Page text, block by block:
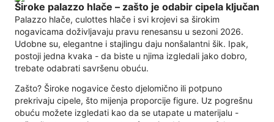
Široke palazzo hlače – zašto je odabir cipela ključan
Palazzo hlače, culottes hlače i svi krojevi sa širokim
nogavicama doživljavaju pravu renesansu u sezoni 2026.
Udobne su, elegantne i stajlingu daju nonšalantni šik. Ipak,
postoji jedna kvaka - da biste u njima izgledali jako dobro,
trebate odabrati savršenu obuću.
Zašto? Široke nogavice često djelomično ili potpuno
prekrivaju cipele, što mijenja proporcije figure. Uz pogrešnu
obuću možete izgledati kao da se utapate u materijalu -